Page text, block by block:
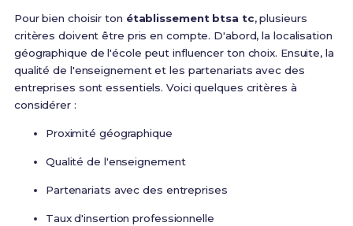
Pour bien choisir ton établissement btsa tc, plusieurs
critères doivent être pris en compte. D'abord, la localisation
géographique de l'école peut influencer ton choix. Ensuite, la
qualité de l'enseignement et les partenariats avec des
entreprises sont essentiels. Voici quelques critères à
considérer :
Proximité géographique
Qualité de l'enseignement
Partenariats avec des entreprises
Taux d'insertion professionnelle